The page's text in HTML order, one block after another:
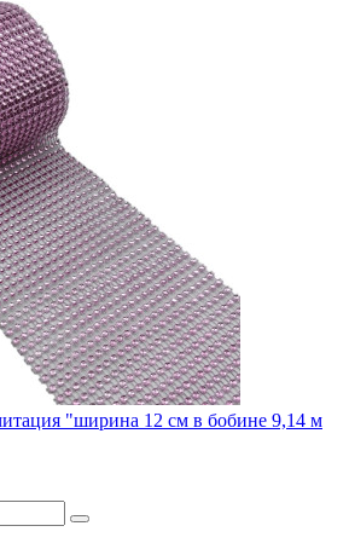
"ширина 12 см в бобине 9,14 м